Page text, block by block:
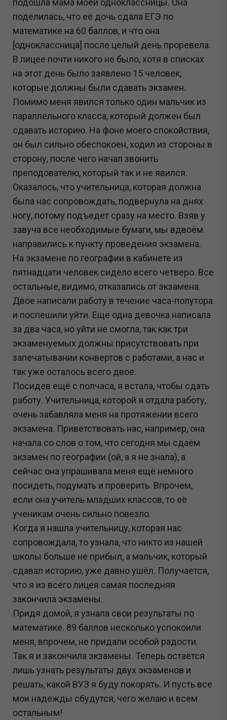
подошла мама моей одноклассницы. Она
поделилась, что её дочь сдала ЕГЭ по
математике на 60 баллов, и что она
[одноклассница] после целый день проревела.
В лицее почти никого не было, хотя в списках
на этот день было заявлено 15 человек,
которые должны были сдавать экзамен.
Помимо меня явился только один мальчик из
параллельного класса, который должен был
сдавать историю. На фоне моего спокойствия,
он был сильно обеспокоен, ходил из стороны в
сторону, после чего начал звонить
преподователю, который так и не явился.
Оказалось, что учительница, которая должна
была нас сопровождать, подвернула на днях
ногу, потому подъедет сразу на место. Взяв у
завуча все необходимые бумаги, мы вдвоём
направились к пункту проведения экзамена.
На экзамене по географии в кабинете из
пятнадцати человек сидело всего четверо. Все
остальные, видимо, отказались от экзамена.
Двое написали работу в течение часа-полутора
и поспешили уйти. Ещё одна девочка написала
за два часа, но уйти не смогла, так как три
экзаменуемых должны присутствовать при
запечатывании конвертов с работами, а нас и
так уже осталось всего двое.
Посидев ещё с полчаса, я встала, чтобы сдать
работу. Учительница, которой я отдала работу,
очень забавляла меня на протяжении всего
экзамена. Приветствовать нас, например, она
начала со слов о том, что сегодня мы сдаём
экзамен по географии (ой, а я не знала), а
сейчас она упрашивала меня ещё немного
посидеть, подумать и проверить. Впрочем,
если она учитель младших классов, то её
ученикам очень сильно повезло.
Когда я нашла учительницу, которая нас
сопровождала, то узнала, что никто из нашей
школы больше не прибыл, а мальчик, который
сдавал историю, уже давно ушёл. Получается,
что я из всего лицея самая последняя
закончила экзамены.
Придя домой, я узнала свои результаты по
математике. 89 баллов несколько успокоили
меня, впрочем, не придали особой радости.
Так я и закончила экзамены. Теперь остаётся
лишь узнать результаты двух экзаменов и
решать, какой ВУЗ я буду покорять. И пусть все
мои надежды сбудутся, чего желаю и всем
остальным!